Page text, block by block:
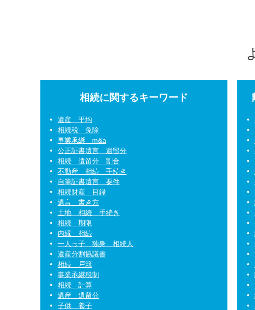
相続に関するキーワード
遺産 平均
相続税 免除
事業承継 m&a
公正証書遺言 遺留分
相続 遺留分 割合
不動産 相続 手続き
自筆証書遺言 要件
相続財産 目録
遺言 書き方
土地 相続 手続き
相続 期限
内縁 相続
一人っ子 独身 相続人
遺産分割協議書
相続 戸籍
事業承継税制
相続 計算
遺産 遺留分
子供 養子